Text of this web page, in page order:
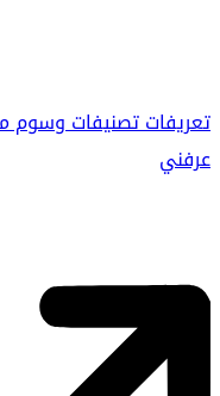
تعريفاتتصنيفاتوسوم
عرفني